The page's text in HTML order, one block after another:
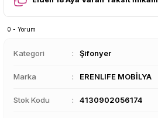
0 - Yorum
Kategori Şifonyer
Marka ERENLIFE MOBİLYA
Stok Kodu 4130902056174